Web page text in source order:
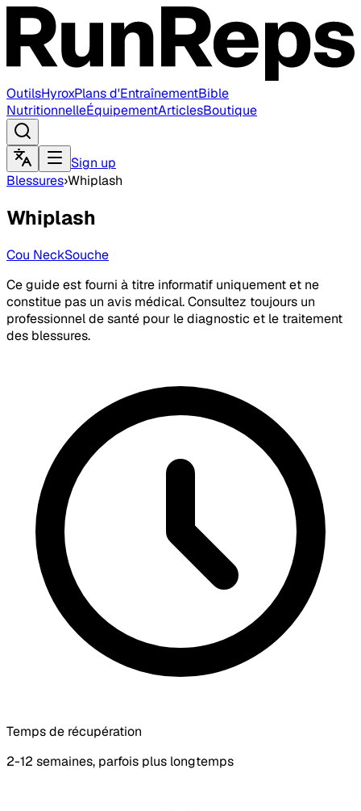
OutilsHyroxPlans d'EntraînementBible
NutritionnelleÉquipementArticlesBoutique
Sign up
Blessures›Whiplash
Whiplash
Cou NeckSouche
Ce guide est fourni à titre informatif uniquement et ne
constitue pas un avis médical. Consultez toujours un
professionnel de santé pour le diagnostic et le traitement
des blessures.
Temps de récupération
2-12 semaines, parfois plus longtemps